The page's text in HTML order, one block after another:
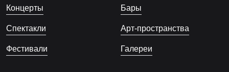
Концерты
Спектакли
Фестивали
Бары
Арт-пространства
Галереи